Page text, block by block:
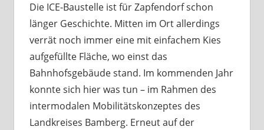
Die ICE-Baustelle ist für Zapfendorf schon
länger Geschichte. Mitten im Ort allerdings
verrät noch immer eine mit einfachem Kies
aufgefüllte Fläche, wo einst das
Bahnhofsgebäude stand. Im kommenden Jahr
konnte sich hier was tun – im Rahmen des
intermodalen Mobilitätskonzeptes des
Landkreises Bamberg. Erneut auf der